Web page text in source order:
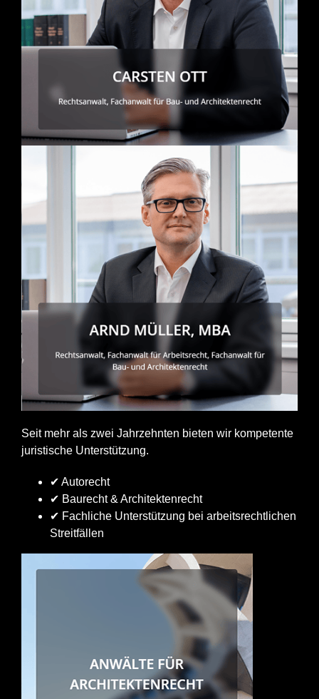
Seit mehr als zwei Jahrzehnten bieten wir kompetente
juristische Unterstützung.
✔ Autorecht
✔ Baurecht & Architektenrecht
✔ Fachliche Unterstützung bei arbeitsrechtlichen
Streitfällen